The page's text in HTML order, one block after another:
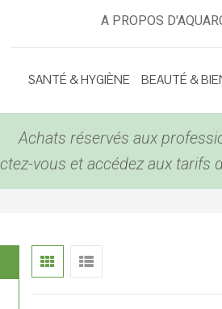
A PROPOS
SANTÉ & HYGIÈNE BEAUTÉ &
Achats réservés aux
vous et accédez aux tarifs